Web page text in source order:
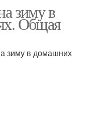
зиму в
Общая
зиму в домашних